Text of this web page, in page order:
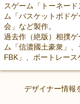
スゲーム「トーネー
ム「バスケットボド
会」など製作。
過去作（絶版）相撲
ム「信濃國土豪衆」
FBK」、ボートレース
デザイナー情報